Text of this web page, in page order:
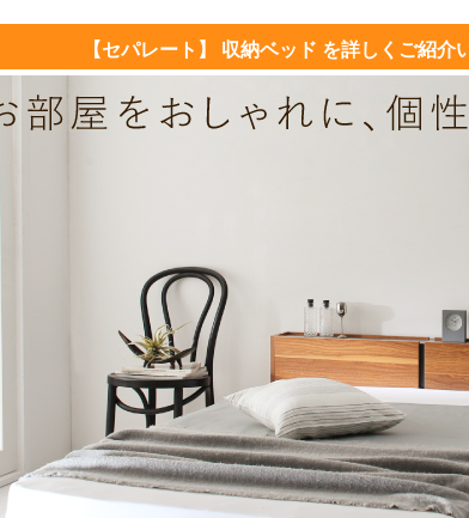
【セパレート】 収納ベッド を詳しくご紹介